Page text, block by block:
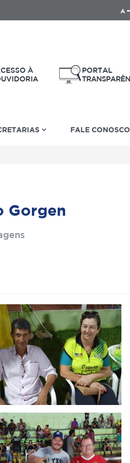
A
FALE CONOSCO
Gorgen